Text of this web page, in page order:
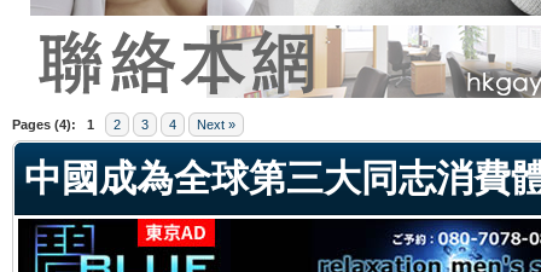
Pages (4): 1 2 3 4 Next »
中國成為全球第三大同志消費